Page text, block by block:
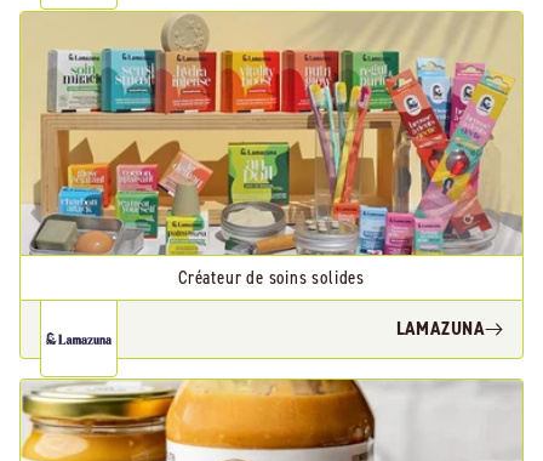
Créateur de soins solides
LAMAZUNA